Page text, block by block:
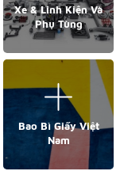
Xe & Linh Kiện Và
Phụ Tùng
Bao Bì Giấy Việt
Nam